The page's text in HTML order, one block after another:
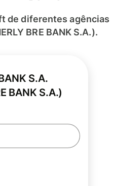
de diferentes agências
BRE BANK S.A.).
S.A.
BANK S.A.)